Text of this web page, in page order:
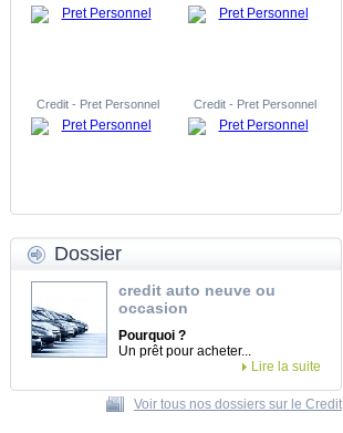
Credit - Pret Personnel Credit - Pret Personnel
Dossier
credit auto neuve ou
occasion
Pourquoi ?
Un prêt pour acheter...
Lire la suite
Voir tous nos dossiers sur le Credit